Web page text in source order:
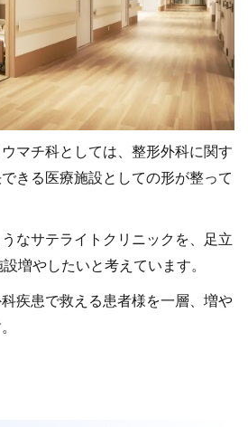
マチ科としては、整形外科に関す
きる医療施設としての形が整って
なサテライトクリニックを、足立
増やしたいと考えています。
疾患で救える患者様を一層、増や